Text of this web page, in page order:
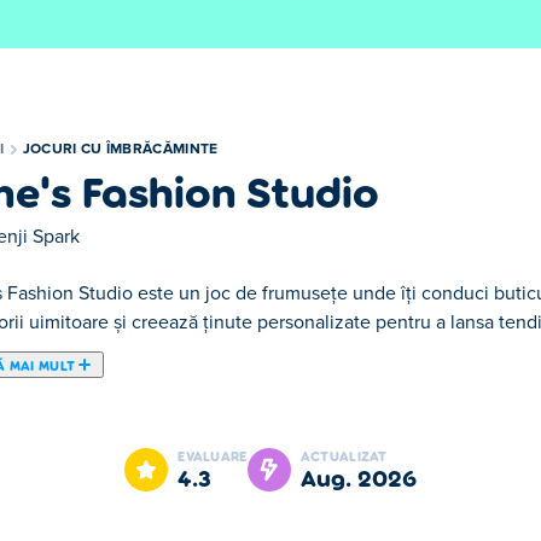
JOCURI CU ÎMBRĂCĂMINTE
Fashion Studio
Spark
Fashion Studio este un joc de frumusețe unde îți conduci
uimitoare și creează ținute personalizate pentru a lansa
MAI MULT
dress-up, unde moda se întâlnește cu povestirile! Stilizează
te de momente sociale distractive, în timp ce
să creezi look-uri uimitoare și să modelezi fiecare poveste cu
EVALUARE
4.3
ACTUALIZAT
aug. 2026